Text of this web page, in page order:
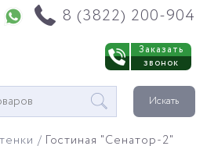
8 (3822) 200-904
Заказать
звонок
Искать
Гостиная "Сенатор-2"